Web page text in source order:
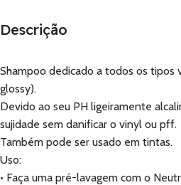
Descrição
Shampoo dedicado a todos os
glossy).
Devido ao seu PH ligeiramente
sujidade sem danificar o vinyl ou pff.
Também pode ser usado em tintas.
Uso:
• Faça uma pré-lavagem com o